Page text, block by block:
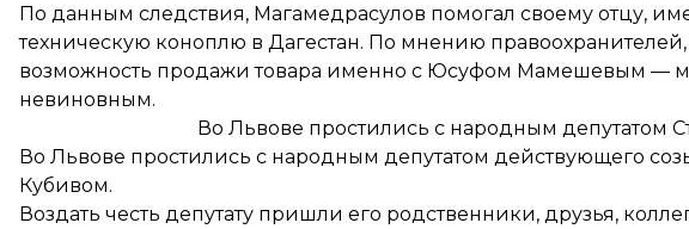
По данным следствия, Магамедрасулов помогал своему отцу,
техническую коноплю в Дагестан. По мнению
возможность продажи товара именно с Юсуфом Мамешевым —
невиновным.
Во Львове простились с народным депутатом
Во Львове простились с народным депутатом действующего
Кубивом.
Воздать честь депутату пришли его родственники, друзья,